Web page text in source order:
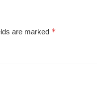
are marked *